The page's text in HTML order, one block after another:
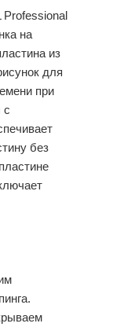
Professional
на
из
для
при
с
без